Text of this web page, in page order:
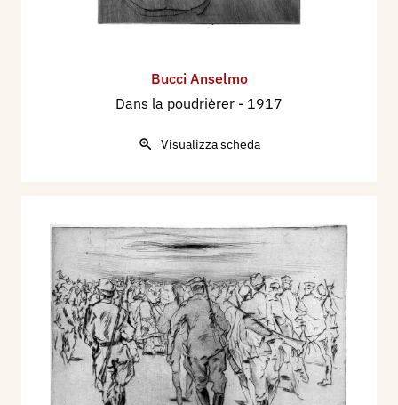
Bucci Anselmo
Dans la poudrièrer - 1917
Visualizza scheda